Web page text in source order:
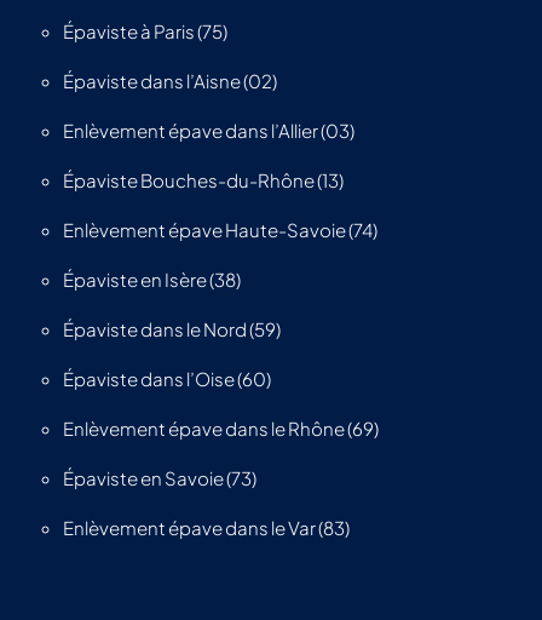
Épaviste à Paris (75)
Épaviste dans l’Aisne (02)
Enlèvement épave dans l’Allier (03)
Épaviste Bouches-du-Rhône (13)
Enlèvement épave Haute-Savoie (74)
Épaviste en Isère (38)
Épaviste dans le Nord (59)
Épaviste dans l’Oise (60)
Enlèvement épave dans le Rhône (69)
Épaviste en Savoie (73)
Enlèvement épave dans le Var (83)